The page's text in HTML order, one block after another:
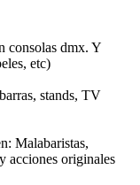
consolas dmx. Y
etc)
stands, TV
Malabaristas,
acciones originales